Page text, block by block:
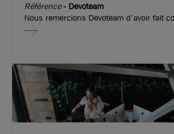
Référence- Devoteam
Nous remercions Devoteam d’avoir fait
Robert Arthur Loyd pour l’implantation de
performances des entreprises en
des usages digitaux et en construisant
la pointe de la technologie. Devoteam a ouvert ses portes sur
les quais de Perrache.